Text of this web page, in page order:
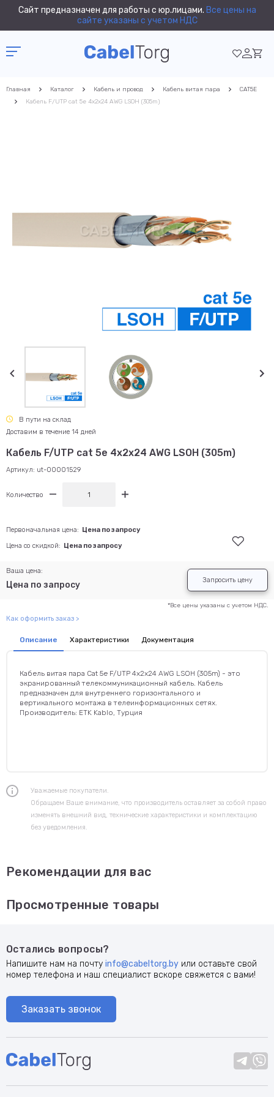
Сайт предназначен для работы с юр.лицами. Все цены на
сайте указаны с учетом НДС
Главная Каталог Кабель и провод Кабель витая пара
CAT5E
Кабель F/UTP cat 5e 4x2x24 AWG LSOH (305m)
Кабель F/UTP cat 5e 4x2x24 AWG LSOH (305m)
Артикул: ut-00001529
В пути на склад
Доставим в течение 14 дней
Количество
Ваша цена:
Цена по запросу
Первоначальная цена: Цена по запросу
Цена со скидкой: Цена по запросу
*Все цены указаны с учетом НДС.
Запросить цену
Как оформить заказ >
Описание Характеристики Документация
Кабель витая пара Cat 5e F/UTP 4x2x24 AWG LSOH (305m) - это
экранированный телекоммуникационный кабель. Кабель
предназначен для внутреннего горизонтального и
вертикального монтажа в телеинформационных сетях.
Производитель: ETK Kablo, Турция
Уважаемые покупатели.
Обращаем Ваше внимание, что производитель оставляет за собой право
изменять внешний вид, технические характеристики и комплектацию
без уведомления.
Рекомендации для вас
Просмотренные товары
Остались вопросы?
Напишите нам на почту info@cabeltorg.by или оставьте свой
номер телефона и наш специалист вскоре свяжется с вами!
Заказать звонок